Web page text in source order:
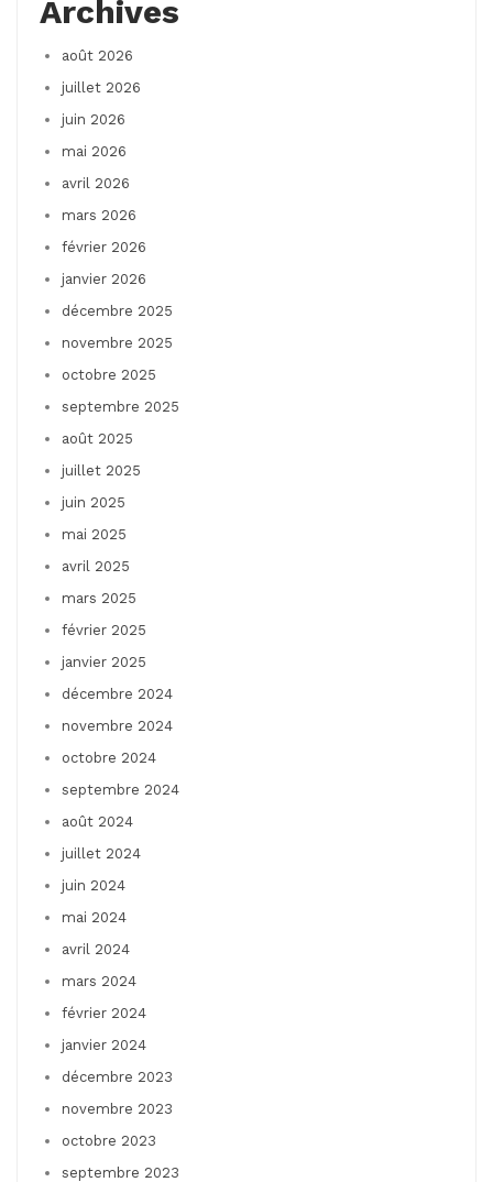
Archives
août 2026
juillet 2026
juin 2026
mai 2026
avril 2026
mars 2026
février 2026
janvier 2026
décembre 2025
novembre 2025
octobre 2025
septembre 2025
août 2025
juillet 2025
juin 2025
mai 2025
avril 2025
mars 2025
février 2025
janvier 2025
décembre 2024
novembre 2024
octobre 2024
septembre 2024
août 2024
juillet 2024
juin 2024
mai 2024
avril 2024
mars 2024
février 2024
janvier 2024
décembre 2023
novembre 2023
octobre 2023
septembre 2023